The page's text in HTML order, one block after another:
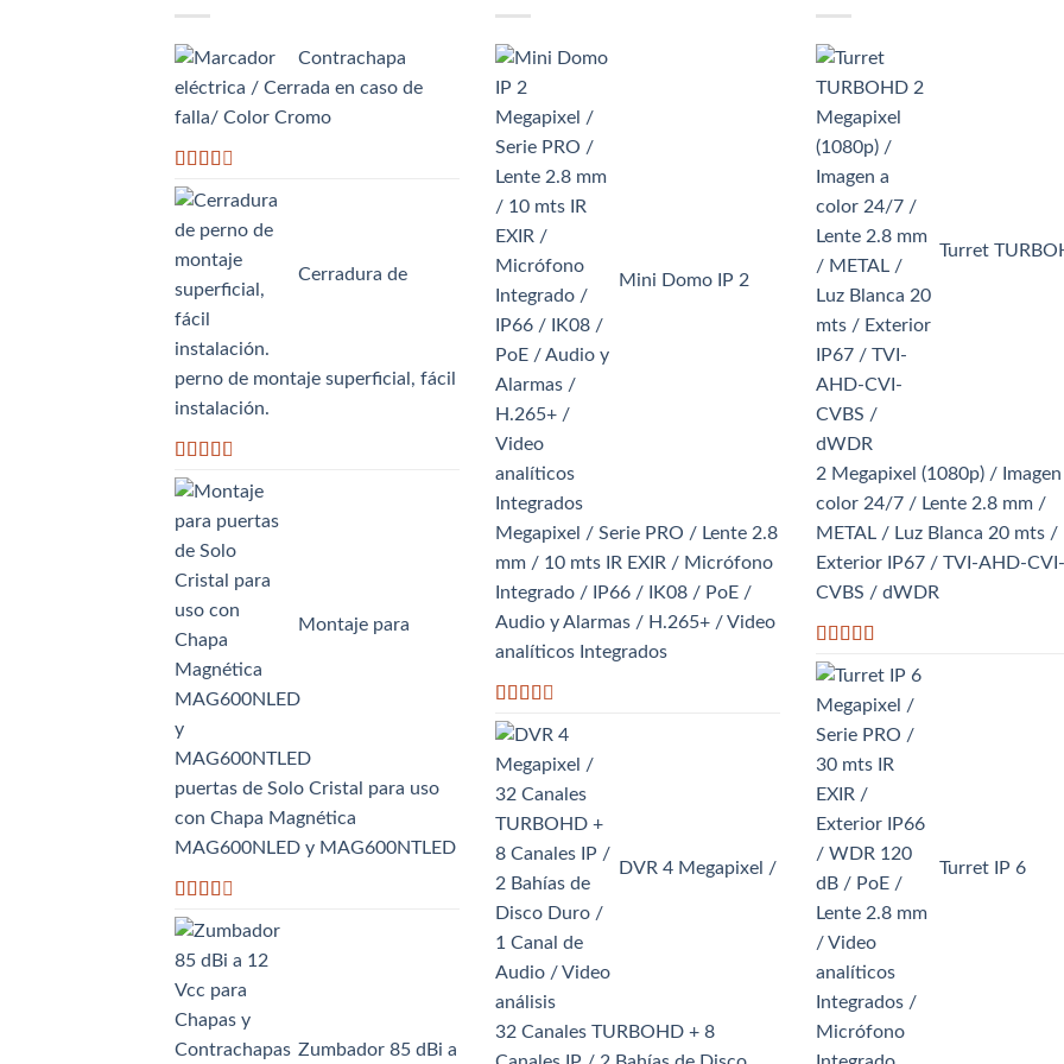
Contrachapa
eléctrica / Cerrada en caso de
falla/ Color Cromo
Valorado
con
2.51
de 5
Cerradura de
perno de montaje superficial, fácil
instalación.
Valorado
con
2.63
de 5
Montaje para
puertas de Solo Cristal para uso
con Chapa Magnética
MAG600NLED y MAG600NTLED
Valorado
con
2.50
Zumbador 85 dBi a
Mini Domo IP 2
Megapixel / Serie PRO / Lente 2.8
mm / 10 mts IR EXIR / Micrófono
Integrado / IP66 / IK08 / PoE /
Audio y Alarmas / H.265+ / Video
analíticos Integrados
Valorado
con
2.59
de 5
DVR 4 Megapixel /
32 Canales TURBOHD + 8
Turret
2 Megapixel (1080p) / Imagen
color 24/7 / Lente 2.8 mm /
METAL / Luz Blanca 20 mts /
Exterior IP67 / TVI-AHD-CVI-
CVBS / dWDR
Valorado
con3.63
de 5
Turret IP 6